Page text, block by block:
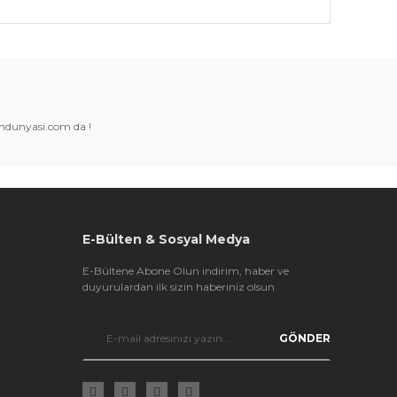
tarafımıza iletebilirsiniz.
da !
E-Bülten & Sosyal Medya
E-Bültene Abone Olun indirim, haber ve
duyurulardan ilk sizin haberiniz olsun
GÖNDER